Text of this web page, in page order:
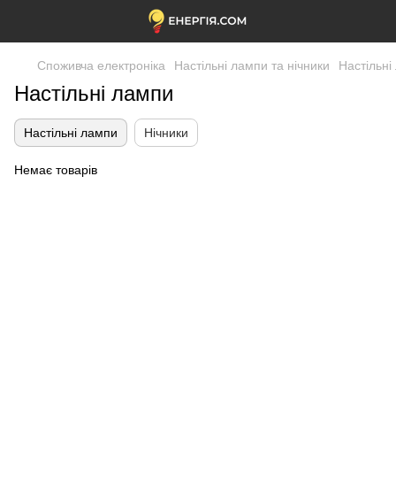
Споживча електроніка Настільні лампи та нічники
Настільні лампи
Настільні лампи Нічники
Немає товарів